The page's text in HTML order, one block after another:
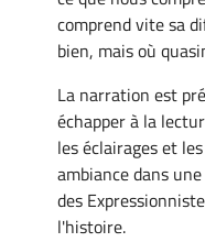
comprend vite sa
bien, mais où
La narration est
échapper à la
les éclairages et
ambiance dans
des
l'histoire.